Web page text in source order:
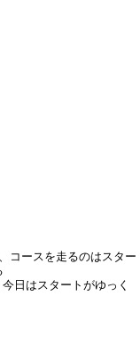
コースを走るのはスター
日はスタートがゆっく